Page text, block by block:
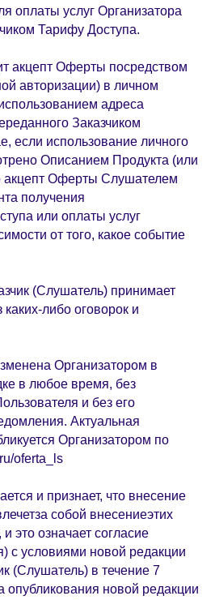
оплаты услуг Организатора
Тарифу Доступа.
акцепт Оферты посредством
авторизации) в личном
адреса
Заказчиком
если использование личного
Описанием Продукта (или
акцепт Оферты Слушателем
получения
или оплаты услуг
от того, какое событие
(Слушатель) принимает
либо оговорок и
Организатором в
в любое время, без
и без его
Актуальная
Организатором по
oferta_ls
и признает, что внесение
собой внесениеэтих
это означает согласие
с условиями новой редакции
(Слушатель) в течение 7
опубликования новой редакции